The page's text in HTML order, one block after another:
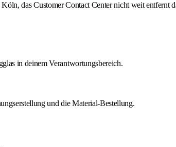
das Customer Contact Center nicht weit
in deinem Verantwortungsbereich.
und die Material-Bestellung.